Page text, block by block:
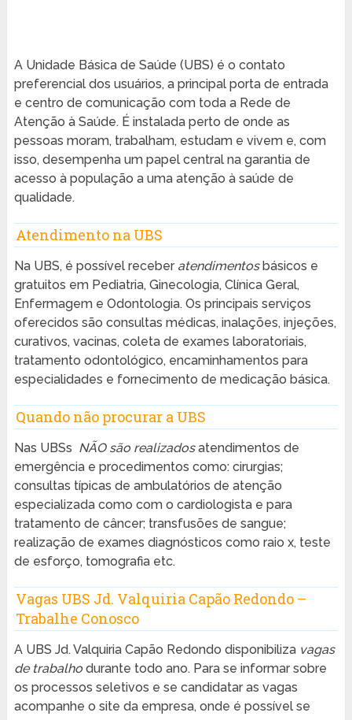
A Unidade Básica de Saúde (UBS) é o contato
preferencial dos usuários, a principal porta de entrada
e centro de comunicação com toda a Rede de
Atenção à Saúde. É instalada perto de onde as
pessoas moram, trabalham, estudam e vivem e, com
isso, desempenha um papel central na garantia de
acesso à população a uma atenção à saúde de
qualidade.
Atendimento na UBS
Na UBS, é possível receber atendimentosbásicos e
gratuitos em Pediatria, Ginecologia, Clínica Geral,
Enfermagem e Odontologia. Os principais serviços
oferecidos são consultas médicas, inalações, injeções,
curativos, vacinas, coleta de exames laboratoriais,
tratamento odontológico, encaminhamentos para
especialidades e fornecimento de medicação básica.
Quando não procurar a UBS
Nas UBSs NÃO são realizadosatendimentos de
emergência e procedimentos como: cirurgias;
consultas típicas de ambulatórios de atenção
especializada como com o cardiologista e para
tratamento de câncer; transfusões de sangue;
realização de exames diagnósticos como raio x, teste
de esforço, tomografia etc.
Vagas UBS Jd. Valquiria Capão Redondo –
Trabalhe Conosco
A UBS Jd. Valquiria Capão Redondo disponibiliza vagas
de trabalhodurante todo ano. Para se informar sobre
os processos seletivos e se candidatar as vagas
acompanhe o site da empresa, onde é possível se